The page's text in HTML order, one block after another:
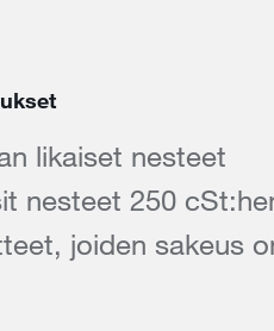
likaiset nesteet
nesteet 250
joiden sakeus